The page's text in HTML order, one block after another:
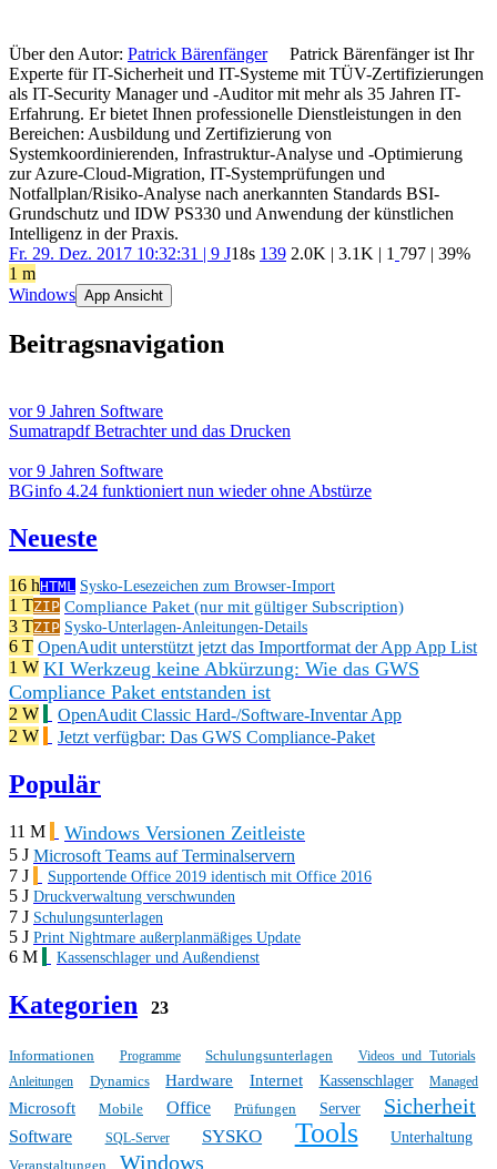
Über den Autor: Patrick Bärenfänger
Patrick Bärenfänger ist Ihr
Experte für IT-Sicherheit und IT-Systeme mit TÜV-Zertifizierungen
als IT-Security Manager und -Auditor mit mehr als 35 Jahren IT-
Erfahrung. Er bietet Ihnen professionelle Dienstleistungen in den
Bereichen: Ausbildung und Zertifizierung von
Systemkoordinierenden, Infrastruktur-Analyse und -Optimierung
zur Azure-Cloud-Migration, IT-Systemprüfungen und
Notfallplan/Risiko-Analyse nach anerkannten Standards BSI-
Grundschutz und IDW PS330 und Anwendung der künstlichen
Intelligenz in der Praxis.
Fr. 29. Dez. 2017 10:32:31 | 9 J18s 139 2.0K | 3.1K | 1 797 | 39%
1 m
Windows App Ansicht
Beitragsnavigation
vor 9 Jahren Software
Sumatrapdf Betrachter und das Drucken
vor 9 Jahren Software
BGinfo 4.24 funktioniert nun wieder ohne Abstürze
Neueste
16 hHTML Sysko-Lesezeichen zum Browser-Import
1 TZIP Compliance Paket (nur mit gültiger Subscription)
3 TZIP Sysko-Unterlagen-Anleitungen-Details
6 T OpenAudit unterstützt jetzt das Importformat der App App List
1 W KI Werkzeug keine Abkürzung: Wie das GWS
Compliance Paket entstanden ist
2 W
OpenAudit Classic Hard-/Software-Inventar App
2 W
Jetzt verfügbar: Das GWS Compliance-Paket
Populär
11 M Windows Versionen Zeitleiste
5 J Microsoft Teams auf Terminalservern
7 J
Supportende Office 2019 identisch mit Office 2016
5 J Druckverwaltung verschwunden
7 J Schulungsunterlagen
5 J Print Nightmare außerplanmäßiges Update
6 M Kassenschlager und Außendienst
Kategorien 23
Informationen Programme Schulungsunterlagen
Videos und Tutorials
Anleitungen
Dynamics Hardware Internet Kassenschlager Managed
Microsoft Mobile Office Prüfungen Server Sicherheit
Software SQL-Server SYSKO Tools
Unterhaltung
Veranstaltungen
Windows